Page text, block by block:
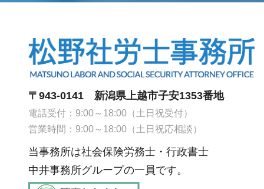
〒943-0141 新潟県上越市子安1353番地
電話受付：9:00～18:00（土日祝受付）
営業時間：9:00～18:00（土日祝応相談）
当事務所は社会保険労務士・行政書士
中井事務所グループの一員です。